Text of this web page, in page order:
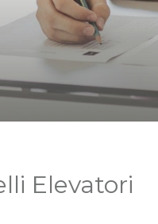
Elevatori